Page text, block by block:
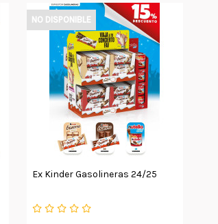
Ex Kinder Gasolineras 24/25
NO DISPONIBLE